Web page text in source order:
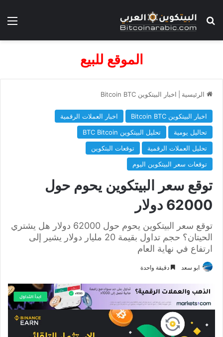
بحث عن
الموقع للبيع
الرئيسية اخبار البيتكوين Bitcoin BTC
اخبار البيتكوين Bitcoin BTC
اخبار العملات الرقمية
تحاليل يومية
تحليل البيتكوين BTC Bitcoin
تحليل العملات الرقمية
توقعات البتكوين
توقعات سعر البيتكوين اليوم
توقع سعر البيتكوين يحوم حول
62000 دولار
توقع سعر البيتكوين يحوم حول 62000 دولار هل يشتري
الحيتان؟ حجم تداول بقيمة 20 مليار دولار يشير إلى
ارتفاع في نهاية العام
ابو سعد دقيقة واحدة